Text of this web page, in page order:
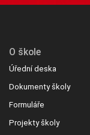
O škole
Úřední deska
Dokumenty školy
Formuláře
Projekty školy